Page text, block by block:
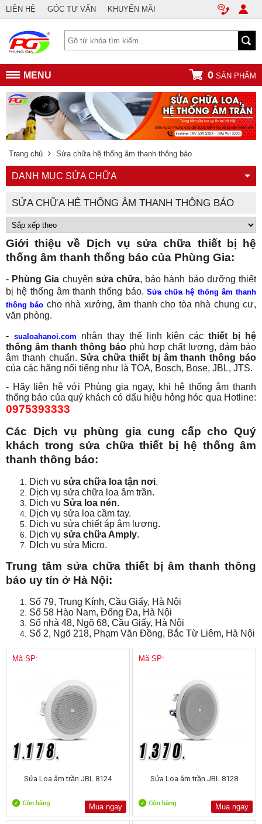
LIÊN HỆ GÓC TƯ VẤN KHUYẾN MÃI
MENU 0 SẢN PHẨM
Trang chủ Sửa chữa hệ thống âm thanh thông báo
DANH MỤC SỬA CHỮA
SỬA CHỮA HỆ THỐNG ÂM THANH THÔNG BÁO
Giới thiệu về Dịch vụ sửa chữa thiết bị hệ
thống âm thanh thống báo của Phùng Gia:
- Phùng Gia chuyên sửa chữa, bảo hành bảo dưỡng thiết
bị hệ thống âm thanh thống báo. Sửa chữa hệ thống âm thanh
thông báo cho nhà xưởng, âm thanh cho tòa nhà chung cư,
văn phòng.
- sualoahanoi.com nhận thay thế linh kiện các thiết bị hệ
thống âm thanh thông báo phù hợp chất lượng, đảm bảo
âm thanh chuẩn.Sửa chữa thiết bị âm thanh thông báo
của các hãng nổi tiếng như là TOA, Bosch, Bose, JBL, JTS.
- Hãy liên hệ với Phùng gia ngay, khi hệ thống âm thanh
thống báo của quý khách có dấu hiệu hỏng hóc qua Hotline:
0975393333
Các Dịch vụ phùng gia cung cấp cho Quý
khách trong sửa chữa thiết bị hệ thống âm
thanh thông báo:
Dịch vụ sửa chữa loa tận nơi.
Dịch vụ sửa chữa loa âm trần.
Dịch vụ Sửa loa nén.
Dịch vụ sửa loa cầm tay.
Dịch vụ sửa chiết áp âm lượng.
Dịch vụ sửa chữa Amply.
DỊch vụ sửa Micro.
Trung tâm sửa chữa thiết bị âm thanh thông
báo uy tín ở Hà Nội:
Số 79, Trung Kính, Cầu Giấy, Hà Nội
Số 58 Hào Nam, Đống Đa, Hà Nội
Số nhà 48, Ngõ 68, Cầu Giấy, Hà Nội
Số 2, Ngõ 218, Phạm Văn Đồng, Bắc Từ Liêm, Hà Nội
Mã SP:
Sửa Loa âm trần JBL 8124
Mua ngay
Mã SP:
Sửa Loa âm trần JBL 8128
Mua ngay